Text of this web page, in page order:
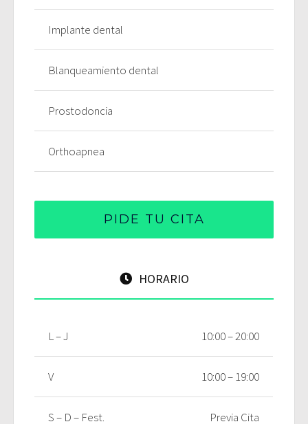
Implante dental
Blanqueamiento dental
Prostodoncia
Orthoapnea
PIDE TU CITA
HORARIO
L – J 10:00 – 20:00
V 10:00 – 19:00
S – D – Fest. Previa Cita